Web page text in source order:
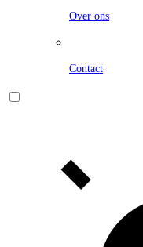
Over ons
Contact